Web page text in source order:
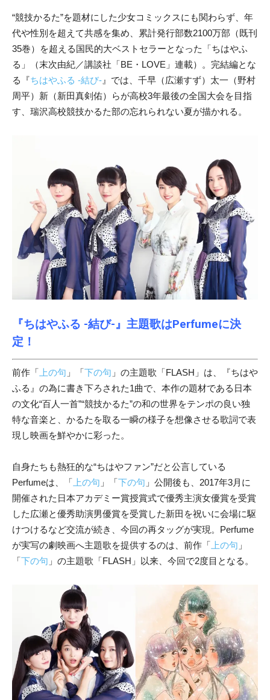
“競技かるた”を題材にした少女コミックスにも関わらず、年
代や性別を超えて共感を集め、累計発行部数2100万部（既刊
35巻）を超える国民的大ベストセラーとなった「ちはやふ
る」（末次由紀／講談社「BE・LOVE」連載）。完結編とな
る『ちはやふる -結び- 』では、千早（広瀬すず）太一（野村
周平）新（新田真剣佑）らが高校3年最後の全国大会を目指
す、瑞沢高校競技かるた部の忘れられない夏が描かれる。
『ちはやふる -結び-』主題歌はPerfumeに決
定！
前作「 上の句 」「下の句 」の主題歌「FLASH」は、『ちはや
ふる』の為に書き下ろされた1曲で、本作の題材である日本
の文化“百人一首”“競技かるた”の和の世界をテンポの良い独
特な音楽と、かるたを取る一瞬の様子を想像させる歌詞で表
現し映画を鮮やかに彩った。
自身たちも熱狂的な“ちはやファン”だと公言している
Perfumeは、「 上の句 」「下の句 」公開後も、2017年3月に
開催された日本アカデミー賞授賞式で優秀主演女優賞を受賞
した広瀬と優秀助演男優賞を受賞した新田を祝いに会場に駆
けつけるなど交流が続き、今回の再タッグが実現。Perfume
が実写の劇映画へ主題歌を提供するのは、前作「 上の句 」
「下の句 」の主題歌「FLASH」以来、今回で2度目となる。